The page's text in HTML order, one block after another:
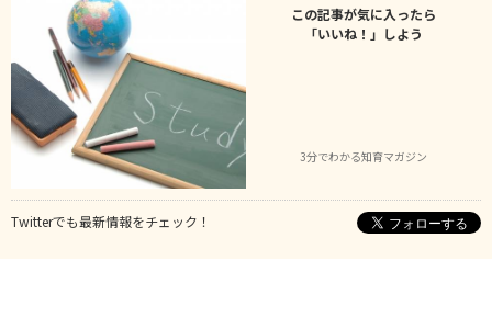
この記事が気に入ったら
「いいね！」しよう
3分でわかる知育マガジン
Twitterでも最新情報をチェック！